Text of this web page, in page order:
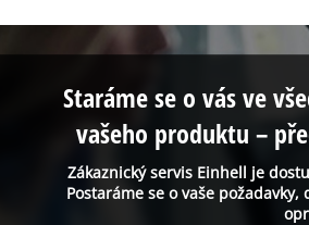
Zákaznický servis Einhell je
Postaráme se o vaše
Staráme se o vás ve
vašeho produktu –